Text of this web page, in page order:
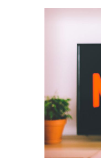
khác biệt